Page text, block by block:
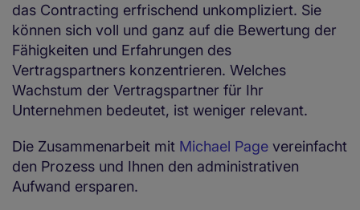
das Contracting erfrischend unkompliziert. Sie
können sich voll und ganz auf die Bewertung der
Fähigkeiten und Erfahrungen des
Vertragspartners konzentrieren. Welches
Wachstum der Vertragspartner für Ihr
Unternehmen bedeutet, ist weniger relevant.
Die Zusammenarbeit mit Michael Page vereinfacht
den Prozess und Ihnen den administrativen
Aufwand ersparen.